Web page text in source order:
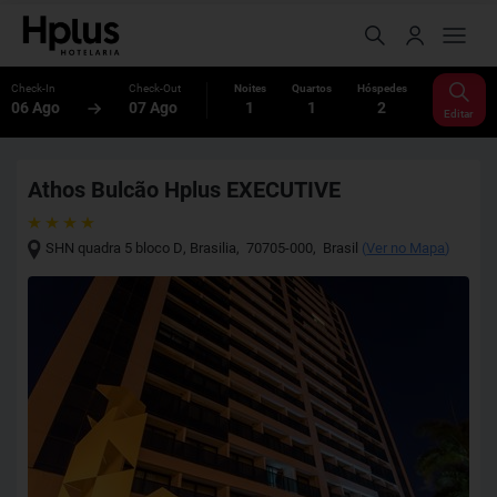
Check-In
06 Ago
Check-Out
07 Ago
Noites
1
Quartos
1
Hóspedes
2 Editar
Athos Bulcão Hplus EXECUTIVE
SHN quadra 5 bloco D, Brasilia, 70705-000, Brasil (Ver no Mapa)